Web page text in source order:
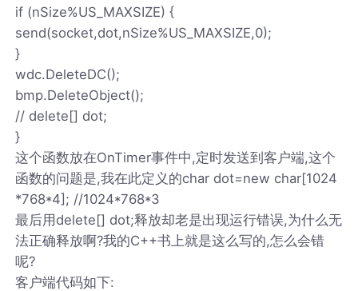
if (nSize%US_MAXSIZE) {
send(socket,dot,nSize%US_MAXSIZE,0);
}
wdc.DeleteDC();
bmp.DeleteObject();
// delete[] dot;
}
这个函数放在OnTimer事件中,定时发送到客户端,这个
函数的问题是,我在此定义的char dot=new char[1024
*768*4]; //1024*768*3
最后用delete[] dot;释放却老是出现运行错误,为什么无
法正确释放啊?我的C++书上就是这么写的,怎么会错
呢?
客户端代码如下: